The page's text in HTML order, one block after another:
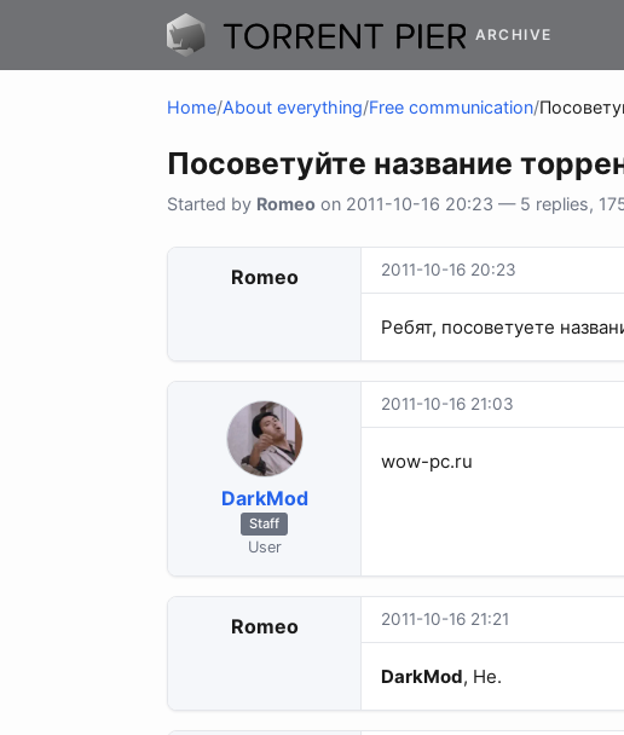
ARCHIVE
Home/About everything/Free communication/
Посоветуйте название
Started by Romeo on 2011-10-16 20:23 — 5 replies,
Romeo 2011-10-16 20:23
Ребят, посоветуете
DarkMod
Staff
User
2011-10-16 21:03
wow-pc.ru
Romeo 2011-10-16 21:21
DarkMod, Не.